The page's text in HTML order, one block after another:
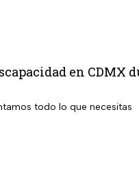
en CDMX
todo lo que necesitas